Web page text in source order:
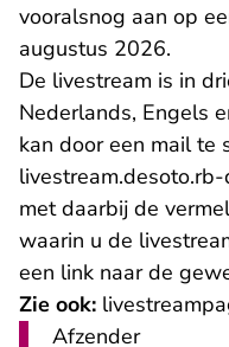
vooralsnog aan op
augustus 2026.
De livestream is in
Nederlands, Engels
kan door een mail te
met daarbij de
waarin u de
een link naar de
Zie ook:
Afzender